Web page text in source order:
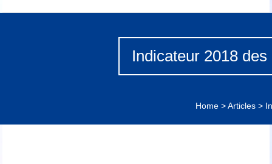
Indicateur 2018
Home >Articles >